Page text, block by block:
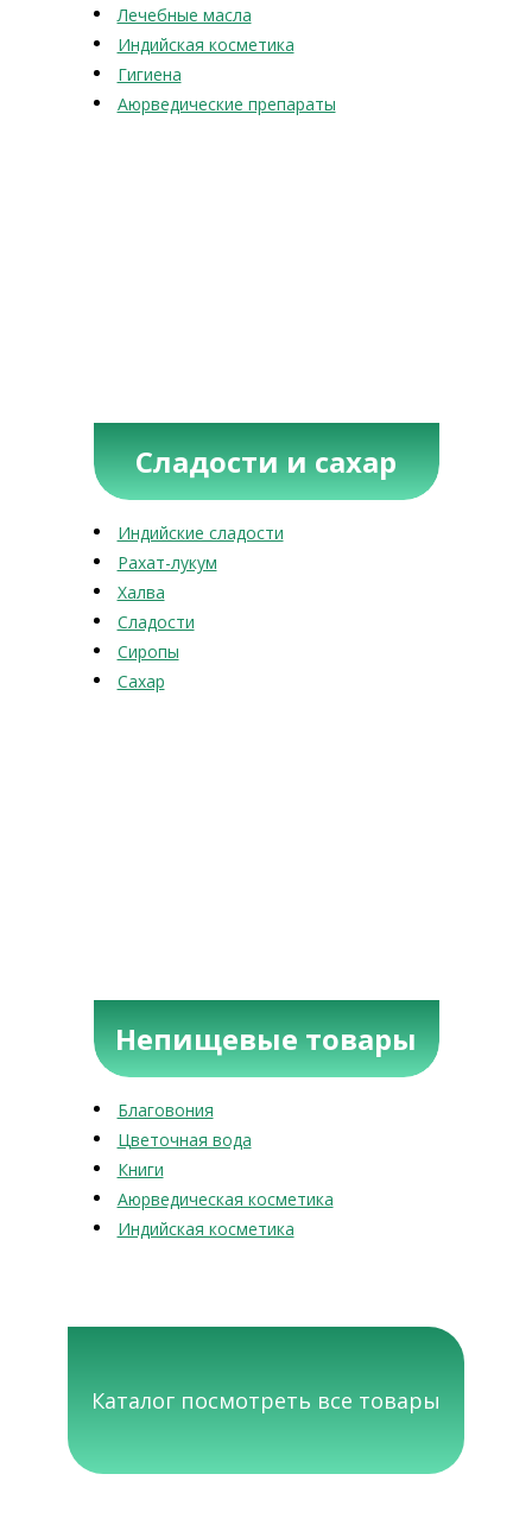
Лечебные масла
Индийская косметика
Гигиена
Аюрведические препараты
Сладости и сахар
Индийские сладости
Рахат-лукум
Халва
Сладости
Сиропы
Сахар
Непищевые товары
Благовония
Цветочная вода
Книги
Аюрведическая косметика
Индийская косметика
Каталог посмотреть все товары